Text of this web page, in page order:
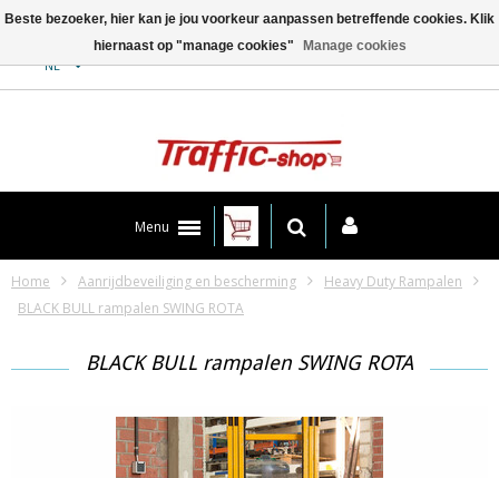
NL
Menu
Home Aanrijdbeveiliging en bescherming
Heavy Duty Rampalen
BLACK BULL rampalen SWING ROTA
BLACK BULL rampalen SWING ROTA
Beste bezoeker, hier kan je jou voorkeur aanpassen betreffende cookies. Klik
hiernaast op "manage cookies"
Manage cookies